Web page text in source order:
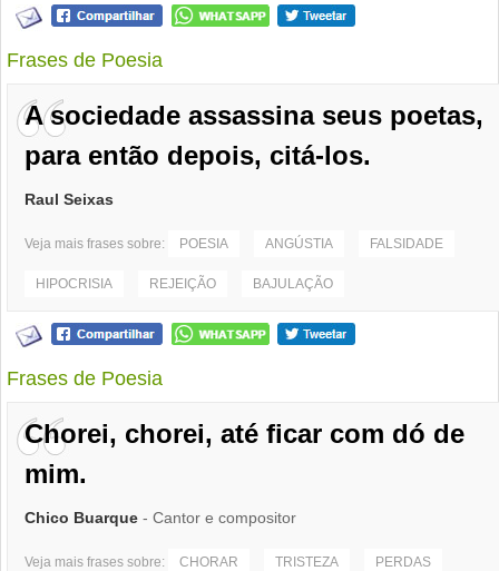
Frases de Poesia
A sociedade assassina seus poetas,
para então depois, citá-los.
Raul Seixas
Veja mais frases sobre: POESIA ANGÚSTIA FALSIDADE
HIPOCRISIA REJEIÇÃO BAJULAÇÃO
Frases de Poesia
Chorei, chorei, até ficar com dó de
mim.
Chico Buarque - Cantor e compositor
Veja mais frases sobre: CHORAR TRISTEZA PERDAS